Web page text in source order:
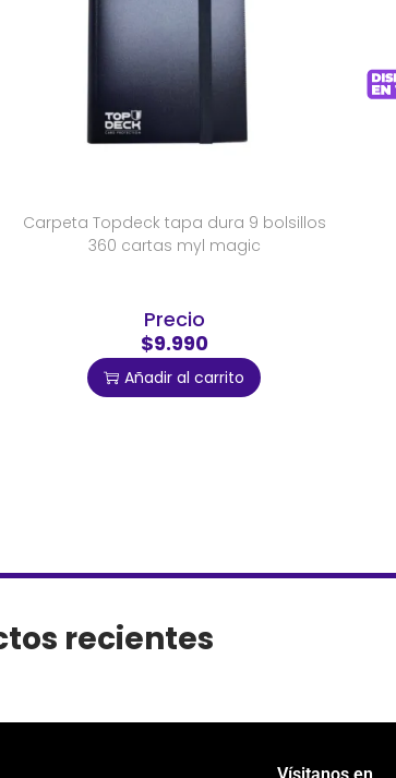
Carpeta Topdeck tapa dura 9 bolsillos
360 cartas myl magic
Precio
$9.990
Añadir al carrito
recientes
Vísitanos en